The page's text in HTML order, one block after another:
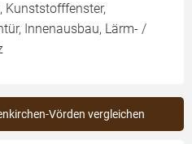
Kunststofffenster,
Innenausbau, Lärm- /
Vörden vergleichen